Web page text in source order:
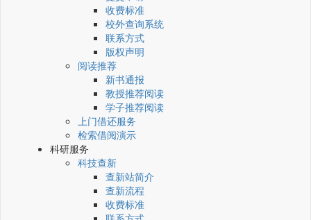
收费标准
校外查询系统
联系方式
版权声明
阅读推荐
新书通报
教授推荐阅读
学子推荐阅读
上门借还服务
检索借阅演示
科研服务
科技查新
查新站简介
查新流程
收费标准